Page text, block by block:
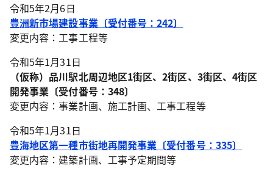
令和5年2月6日
豊洲新市場建設事業〔受付番号：242〕
変更内容：工事工程等
令和5年1月31日
（仮称）品川駅北周辺地区1街区、2街区、3街区、4街区
開発事業〔受付番号：348〕
変更内容：事業計画、施工計画、工事工程等
令和5年1月31日
豊海地区第一種市街地再開発事業〔受付番号：335〕
変更内容：建築計画、工事予定期間等